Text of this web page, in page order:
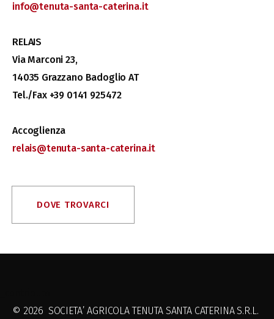
info@tenuta-santa-caterina.it
RELAIS
Via Marconi 23,
14035 Grazzano Badoglio AT
Tel./Fax +39 0141 925472
Accoglienza
relais@tenuta-santa-caterina.it
DOVE TROVARCI
© 2026 SOCIETA’ AGRICOLA TENUTA SANTA CATERINA S.R.L.